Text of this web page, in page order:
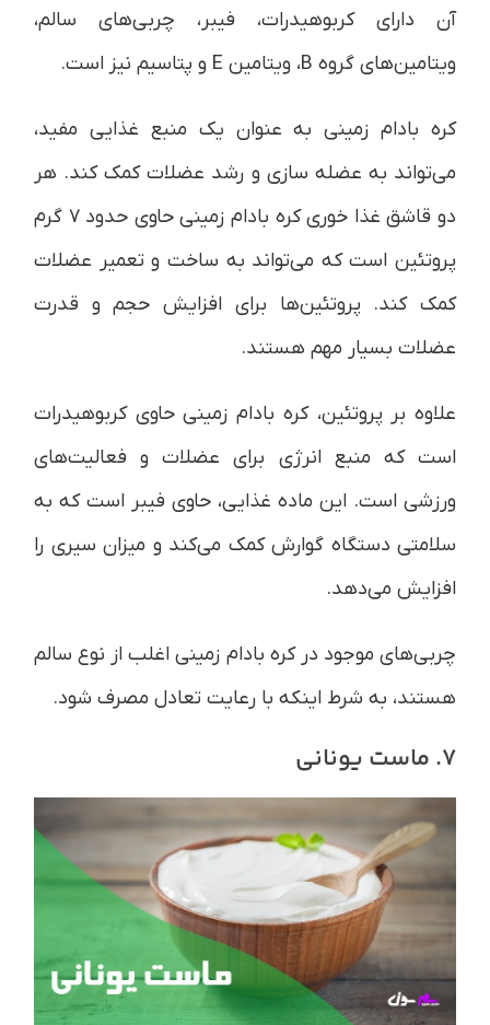
آن دارای کربوهیدرات، فیبر، چربی‌های سالم،
ویتامین‌های گروه B، ویتامین E و پتاسیم نیز است.
کره بادام زمینی به عنوان یک منبع غذایی مفید،
می‌تواند به عضله سازی و رشد عضلات کمک کند. هر
دو قاشق غذا خوری کره بادام زمینی حاوی حدود ۷ گرم
پروتئین است که می‌تواند به ساخت و تعمیر عضلات
کمک کند. پروتئین‌ها برای افزایش حجم و قدرت
عضلات بسیار مهم هستند.
علاوه بر پروتئین، کره بادام زمینی حاوی کربوهیدرات
است که منبع انرژی برای عضلات و فعالیت‌های
ورزشی است. این ماده غذایی، حاوی فیبر است که به
سلامتی دستگاه گوارش کمک می‌کند و میزان سیری را
افزایش می‌دهد.
چربی‌های موجود در کره بادام زمینی اغلب از نوع سالم
هستند، به شرط اینکه با رعایت تعادل مصرف شود.
7. ماست یونانی